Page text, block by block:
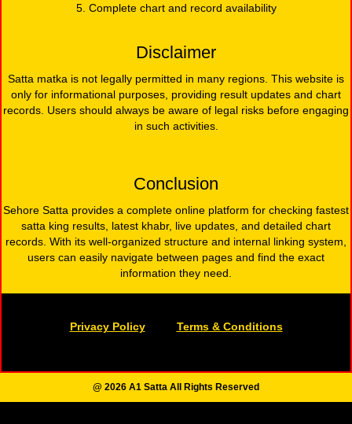
5. Complete chart and record availability
Disclaimer
Satta matka is not legally permitted in many regions. This website is
only for informational purposes, providing result updates and chart
records. Users should always be aware of legal risks before engaging
in such activities.
Conclusion
Sehore Satta provides a complete online platform for checking fastest
satta king results, latest khabr, live updates, and detailed chart
records. With its well-organized structure and internal linking system,
users can easily navigate between pages and find the exact
information they need.
Privacy Policy Terms & Conditions
@ 2026 A1 Satta All Rights Reserved